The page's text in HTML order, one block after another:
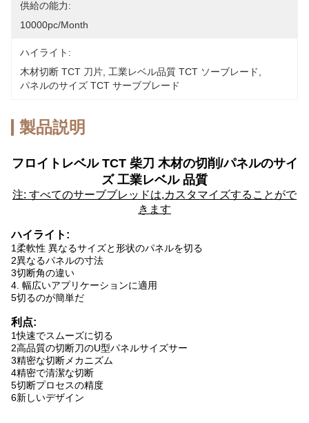
供給の能力:
10000pc/month
ハイライト:
木材切断 TCT 刀片 工業レベル品質 TCT ソーブレード
パネルのサイズ TCT サーブブレード
製品説明
フロイトレベル TCT 柴刀 木材の切削/パネルのサイ
ズ 工業レベル 品質
注: すべてのサーブブレッドは,カスタマイズすることがで
きます
ハイライト:
1柔軟性 異なるサイズと形状のパネルを切る
2異なるパネルの寸法
3切断角の違い
4. 幅広いアプリケーションに適用
5切るのが簡単だ
利点:
1快速でスムーズに切る
2高品質の切断刀のU型パネルサイズサー
3精密な切断メカニズム
4精密で清潔な切断
5切断プロセスの精度
6新しいデザイン